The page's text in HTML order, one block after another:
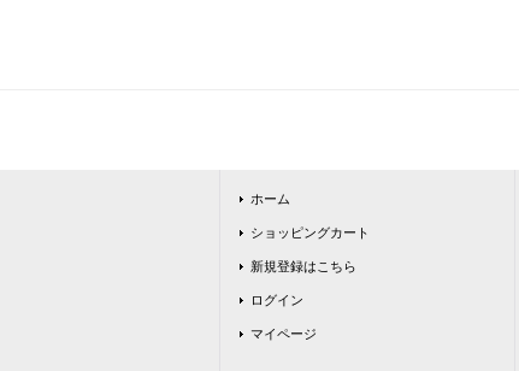
ホーム
ショッピングカート
新規登録はこちら
ログイン
マイページ